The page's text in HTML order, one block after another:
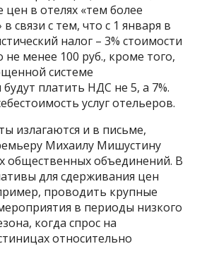
цен в отелях «тем более
связи с тем, что с 1 января в
налог – 3% стоимости
менее 100 руб., кроме того,
системе
платить НДС не 5, а 7%.
услуг отельеров.
излагаются и в письме,
Михаилу Мишустину
общественных объединений. В
для сдерживания цен
проводить крупные
в периоды низкого
когда спрос на
относительно